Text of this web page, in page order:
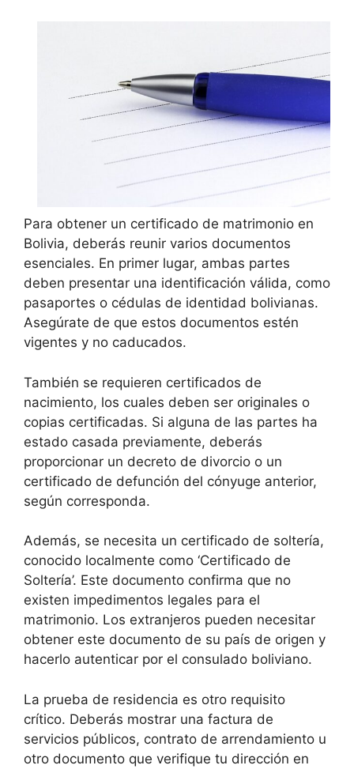
Para obtener un certificado de matrimonio en
Bolivia, deberás reunir varios documentos
esenciales. En primer lugar, ambas partes
deben presentar una identificación válida, como
pasaportes o cédulas de identidad bolivianas.
Asegúrate de que estos documentos estén
vigentes y no caducados.
También se requieren certificados de
nacimiento, los cuales deben ser originales o
copias certificadas. Si alguna de las partes ha
estado casada previamente, deberás
proporcionar un decreto de divorcio o un
certificado de defunción del cónyuge anterior,
según corresponda.
Además, se necesita un certificado de soltería,
conocido localmente como ‘Certificado de
Soltería’. Este documento confirma que no
existen impedimentos legales para el
matrimonio. Los extranjeros pueden necesitar
obtener este documento de su país de origen y
hacerlo autenticar por el consulado boliviano.
La prueba de residencia es otro requisito
crítico. Deberás mostrar una factura de
servicios públicos, contrato de arrendamiento u
otro documento que verifique tu dirección en